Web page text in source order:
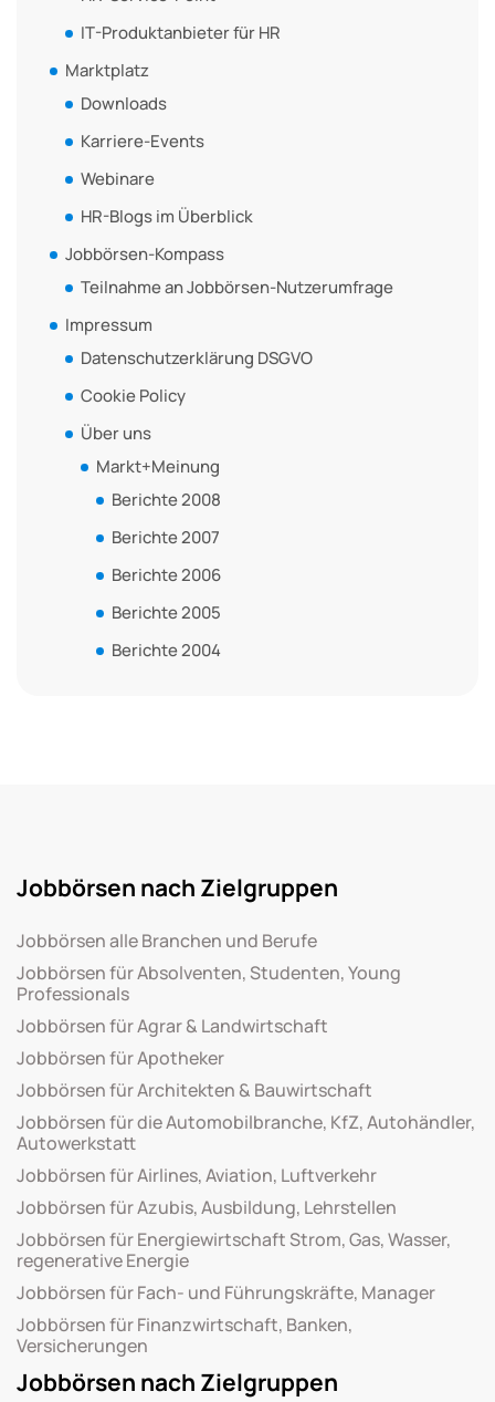
IT-Produktanbieter für HR
Marktplatz
Downloads
Karriere-Events
Webinare
HR-Blogs im Überblick
Jobbörsen-Kompass
Teilnahme an Jobbörsen-Nutzerumfrage
Impressum
Datenschutzerklärung DSGVO
Cookie Policy
Über uns
Markt+Meinung
Berichte 2008
Berichte 2007
Berichte 2006
Berichte 2005
Berichte 2004
Jobbörsen nach Zielgruppen
Jobbörsen alle Branchen und Berufe
Jobbörsen für Absolventen, Studenten, Young
Professionals
Jobbörsen für Agrar & Landwirtschaft
Jobbörsen für Apotheker
Jobbörsen für Architekten & Bauwirtschaft
Jobbörsen für die Automobilbranche, KfZ, Autohändler,
Autowerkstatt
Jobbörsen für Airlines, Aviation, Luftverkehr
Jobbörsen für Azubis, Ausbildung, Lehrstellen
Jobbörsen für Energiewirtschaft Strom, Gas, Wasser,
regenerative Energie
Jobbörsen für Fach- und Führungskräfte, Manager
Jobbörsen für Finanzwirtschaft, Banken,
Versicherungen
Jobbörsen nach Zielgruppen